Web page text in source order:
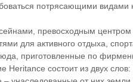
потрясающими видами
превосходным
для активного отдыха,
приготовленные по
Heritance состоит из двух